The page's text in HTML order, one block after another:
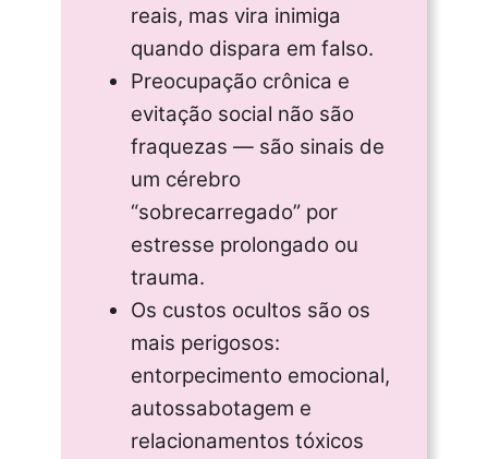
reais, mas vira inimiga
quando dispara em falso.
Preocupação crônica e
evitação social não são
fraquezas — são sinais de
um cérebro
“sobrecarregado” por
estresse prolongado ou
trauma.
Os custos ocultos são os
mais perigosos:
entorpecimento emocional,
autossabotagem e
relacionamentos tóxicos